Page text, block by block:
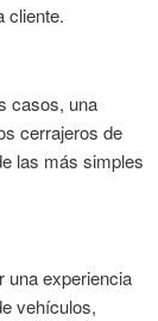
cliente.
casos, una
cerrajeros de
las más simples
una experiencia
vehículos,